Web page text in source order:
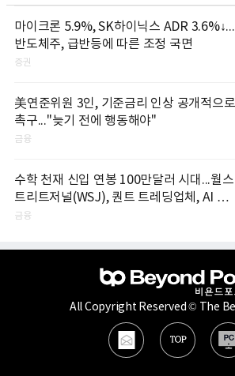
마이크론 5.9%, SK하이닉스 ADR 3.6%↓...
반도체주, 급반등에 따른 조정 국면
증권
美연준위원 3인, 기준금리 인상 공개적으로
촉구..."늦기 전에 행동해야"
금융
수학 천재 신입 연봉 100만달러 시대...월스
트리트저널(WSJ), 퀀트 트레딩업체, AI 기
업들 인재 확보 경쟁
금융
All Copyright Reserved © The